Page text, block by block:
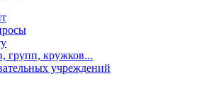
групп, кружков...
учреждений